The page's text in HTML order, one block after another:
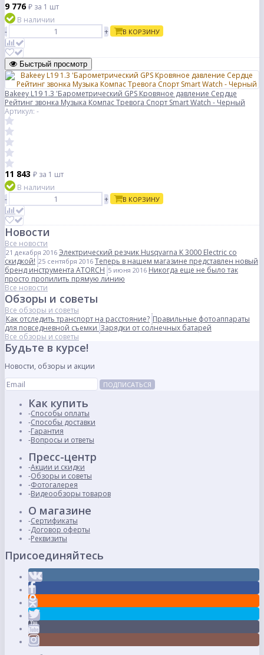
9 776₽ за 1 шт
В наличии
-
+ В КОРЗИНУ
Быстрый просмотр
Bakeey L19 1.3 'Барометрический GPS Кровяное давление Сердце
Рейтинг звонка Музыка Компас Тревога Спорт Smart Watch - Черный
Артикул: -
11 843 ₽ за 1 шт
В наличии
-
+ В КОРЗИНУ
Новости
Все новости
21 декабря 2016 Электрический резчик Husqvarna K 3000 Electric со
скидкой! 25 сентября 2016 Теперь в нашем магазине представлен новый
бренд инструмента ATORCH 5 июня 2016 Никогда еще не было так
просто пропилить прямую линию
Все новости
Обзоры и советы
Все обзоры и советы
Как отследить транспорт на расстояние? Правильные фотоаппараты
для повседневной съемки Зарядки от солнечных батарей
Все обзоры и советы
Будьте в курсе!
Новости, обзоры и акции
ПОДПИСАТЬСЯ
Как купить
Способы оплаты
Способы доставки
Гарантия
Вопросы и ответы
Пресс-центр
Акции и скидки
Обзоры и советы
Фотогалерея
Видеообзоры товаров
О магазине
Сертификаты
Договор оферты
Реквизиты
Присоединяйтесь